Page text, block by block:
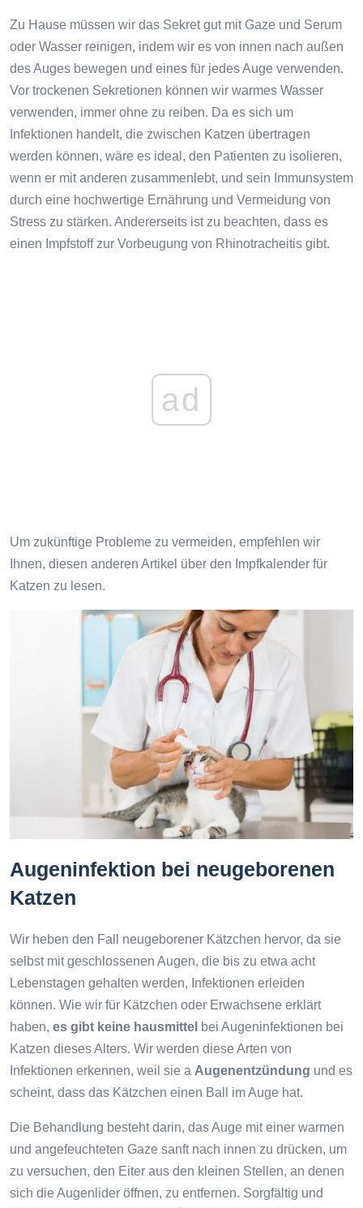
Zu Hause müssen wir das Sekret gut mit Gaze und Serum
oder Wasser reinigen, indem wir es von innen nach außen
des Auges bewegen und eines für jedes Auge verwenden.
Vor trockenen Sekretionen können wir warmes Wasser
verwenden, immer ohne zu reiben. Da es sich um
Infektionen handelt, die zwischen Katzen übertragen
werden können, wäre es ideal, den Patienten zu isolieren,
wenn er mit anderen zusammenlebt, und sein Immunsystem
durch eine hochwertige Ernährung und Vermeidung von
Stress zu stärken. Andererseits ist zu beachten, dass es
einen Impfstoff zur Vorbeugung von Rhinotracheitis gibt.
ad
Um zukünftige Probleme zu vermeiden, empfehlen wir
Ihnen, diesen anderen Artikel über den Impfkalender für
Katzen zu lesen.
Augeninfektion bei neugeborenen
Katzen
Wir heben den Fall neugeborener Kätzchen hervor, da sie
selbst mit geschlossenen Augen, die bis zu etwa acht
Lebenstagen gehalten werden, Infektionen erleiden
können. Wie wir für Kätzchen oder Erwachsene erklärt
haben, es gibt keine hausmittel bei Augeninfektionen bei
Katzen dieses Alters. Wir werden diese Arten von
Infektionen erkennen, weil sie a Augenentzündung und es
scheint, dass das Kätzchen einen Ball im Auge hat.
Die Behandlung besteht darin, das Auge mit einer warmen
und angefeuchteten Gaze sanft nach innen zu drücken, um
zu versuchen, den Eiter aus den kleinen Stellen, an denen
sich die Augenlider öffnen, zu entfernen. Sorgfältig und